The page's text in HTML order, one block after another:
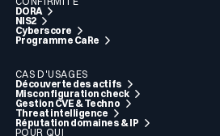
DORA
NIS2
Cyberscore
Programme CaRe
CAS D'USAGES
Découverte des actifs
Misconfiguration check
Gestion CVE & Techno
Threat intelligence
Réputation domaines & IP
POUR QUI